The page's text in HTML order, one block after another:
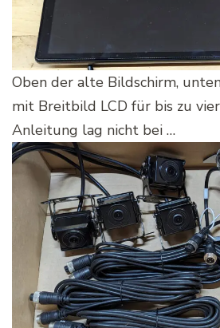
Oben der alte Bildschirm,
mit Breitbild LCD für bis zu vier
Anleitung lag nicht bei …